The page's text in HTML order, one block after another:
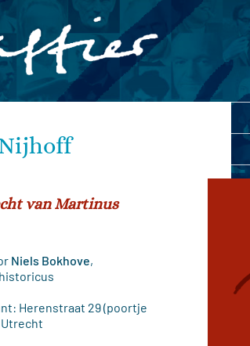
van Martinus
Niels Bokhove,
Herenstraat 29 (poortje
Utrecht